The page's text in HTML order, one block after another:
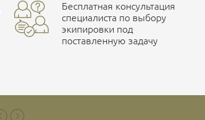
Бесплатная консультация
специалиста по выбору
экипировки под
поставленную задачу